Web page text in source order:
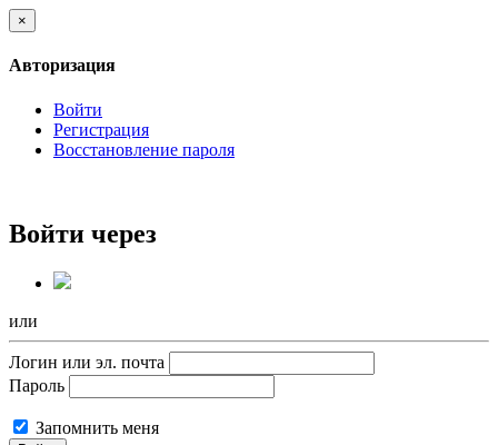
×
Авторизация
Войти
Регистрация
Восстановление пароля
Войти через
или
Логин или эл. почта
Пароль
Запомнить меня